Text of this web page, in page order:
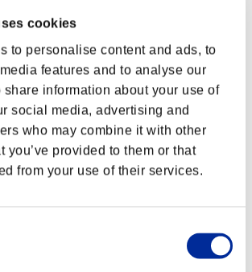
cookies
to personalise content and ads, to
features and to analyse our
share information about your use of
social media, advertising and
who may combine it with other
you’ve provided to them or that
from your use of their services.